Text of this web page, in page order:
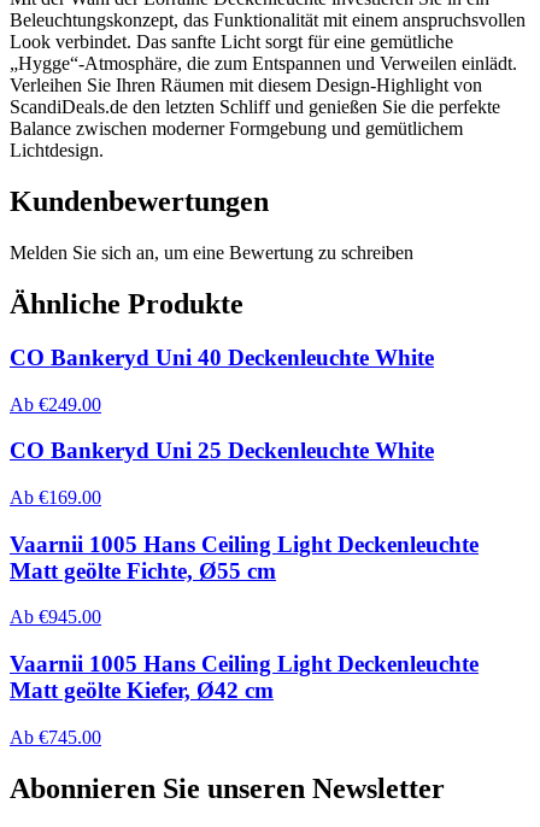
Beleuchtungskonzept, das Funktionalität mit einem anspruchsvollen
Look verbindet. Das sanfte Licht sorgt für eine gemütliche
„Hygge“-Atmosphäre, die zum Entspannen und Verweilen einlädt.
Verleihen Sie Ihren Räumen mit diesem Design-Highlight von
ScandiDeals.de den letzten Schliff und genießen Sie die perfekte
Balance zwischen moderner Formgebung und gemütlichem
Lichtdesign.
Kundenbewertungen
Melden Sie sich an, um eine Bewertung zu schreiben
Ähnliche Produkte
CO Bankeryd Uni 40 Deckenleuchte White
Ab €249.00
CO Bankeryd Uni 25 Deckenleuchte White
Ab €169.00
Vaarnii 1005 Hans Ceiling Light Deckenleuchte
Matt geölte Fichte, Ø55 cm
Ab €945.00
Vaarnii 1005 Hans Ceiling Light Deckenleuchte
Matt geölte Kiefer, Ø42 cm
Ab €745.00
Abonnieren Sie unseren Newsletter